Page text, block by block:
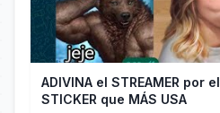
ADIVINA el STREAMER por el
STICKER que MÁS USA